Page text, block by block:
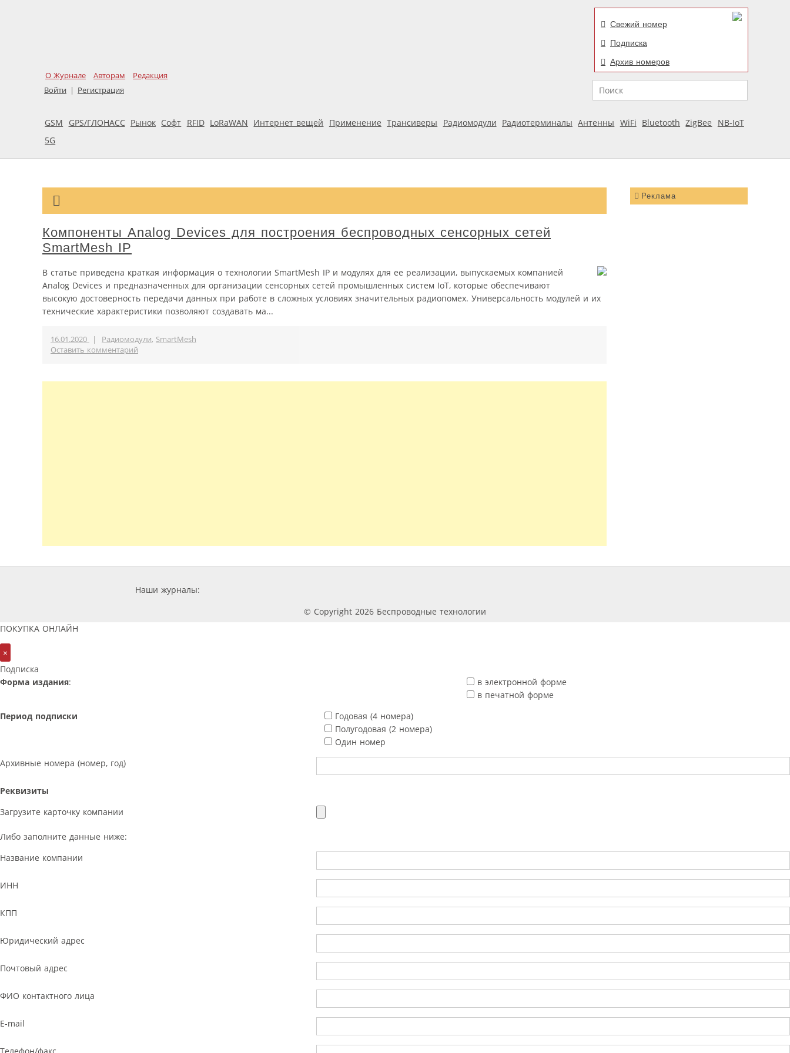
О Журнале Авторам
Редакция
Войти | Регистрация
Свежий номер
Подписка
Архив номеров
Поиск
GSM GPS/ГЛОНАСС Рынок Софт RFID LoRaWAN Интернет вещей Применение Трансиверы Радиомодули Радиотерминалы Антенны WiFi Bluetooth ZigBee
NB-IoT
5G
Реклама
Компоненты Analog Devices для построения беспроводных сенсорных сетей
SmartMesh IP
В статье приведена краткая информация о технологии SmartMesh IP и модулях для ее реализации, выпускаемых компанией
Analog Devices и предназначенных для организации сенсорных сетей промышленных систем IoT, которые обеспечивают
высокую достоверность передачи данных при работе в сложных условиях значительных радиопомех. Универсальность модулей и их
технические характеристики позволяют создавать ма...
16.01.2020 | Радиомодули, SmartMesh
Оставить комментарий
Наши журналы:
© Copyright 2026 Беспроводные технологии
ПОКУПКА ОНЛАЙН
×
Подписка
Форма издания:
в электронной форме
в печатной форме
Период подписки
Годовая (4 номера)
Полугодовая (2 номера)
Один номер
Архивные номера (номер, год)
Реквизиты
Загрузите карточку компании
Либо заполните данные ниже:
Название компании
ИНН
КПП
Юридический адрес
Почтовый адрес
ФИО контактного лица
E-mail
Телефон/факс